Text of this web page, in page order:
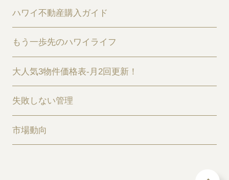
ハワイ不動産購入ガイド
もう一歩先のハワイライフ
大人気3物件価格表-月2回更新！
失敗しない管理
市場動向